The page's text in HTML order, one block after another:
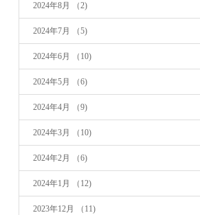
2024年8月 （2)
2024年7月 （5)
2024年6月 （10)
2024年5月 （6)
2024年4月 （9)
2024年3月 （10)
2024年2月 （6)
2024年1月 （12)
2023年12月 （11)